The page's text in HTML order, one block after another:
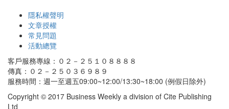
隱私權聲明
文章授權
常見問題
活動總覽
客戶服務專線：０２－２５１０８８８８
傳真：０２－２５０３６９８９
服務時間：週一至週五09:00~12:00/13:30~18:00 (例假日除外)
Copyright © 2017 Business Weekly a division of Cite Publishing
Ltd